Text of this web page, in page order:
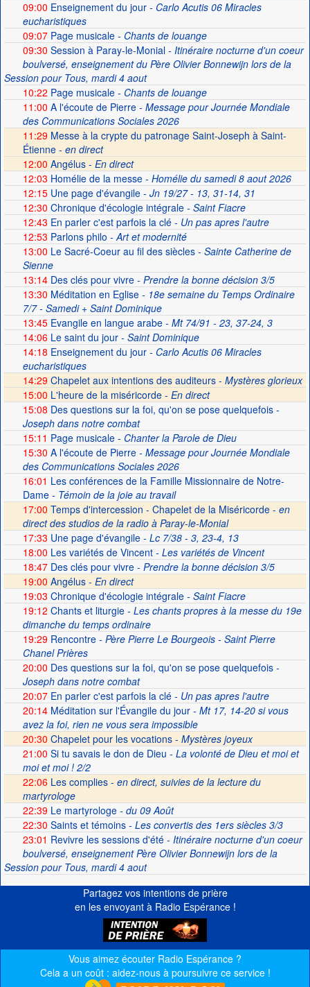
09:00 Enseignement du jour- Carlo Acutis 06 Miracles
eucharistiques
09:07Page musicale- Chants de louange
09:30 Session à Paray-le-Monial- Itinéraire nocturne d'un coeur
boulversé, enseignement du Père Olivier Bonnewijn lors de la
Session pour Tous, mardi 4 aout
10:22 Page musicale- Chants de louange
11:00 A l'écoute de Pierre- Message pour Journée Mondiale
des Communications Sociales 2026
11:29 Messe à la crypte du patronage Saint-Joseph à Saint-
Étienne - en direct
12:00 Angélus - En direct
12:03 Homélie de la messe- Homélie du samedi 8 aout 2026
12:15Une page d'évangile- Jn 19/27 - 13, 31-14, 31
12:30 Chronique d'écologie intégrale- Saint Fiacre
12:43 En parler c'est parfois la clé- Un pas apres l'autre
12:53 Parlons philo - Art et modernité
13:00 Le Sacré-Coeur au fil des siècles- Sainte Catherine de
Sienne
13:14Des clés pour vivre- Prendre la bonne décision 3/5
13:30 Méditation en Eglise- 18e semaine du Temps Ordinaire
7/7 - Samedi + Saint Dominique
13:45Evangile en langue arabe- Mt 74/91 - 23, 37-24, 3
14:06Le saint du jour- Saint Dominique
14:18 Enseignement du jour- Carlo Acutis 06 Miracles
eucharistiques
14:29 Chapelet aux intentions des auditeurs - Mystères glorieux
15:00 L'heure de la miséricorde - En direct
15:08 Des questions sur la foi, qu'on se pose quelquefois-
Joseph dans notre combat
15:11 Page musicale- Chanter la Parole de Dieu
15:30 A l'écoute de Pierre- Message pour Journée Mondiale
des Communications Sociales 2026
16:01 Les conférences de la Famille Missionnaire de Notre-
Dame- Témoin de la joie au travail
17:00 Temps d'intercession - Chapelet de la Miséricorde - en
direct des studios de la radio à Paray-le-Monial
17:33 Une page d'évangile- Lc 7/38 - 3, 23-4, 13
18:00 Les variétés de Vincent- Les variétés de Vincent
18:47Des clés pour vivre- Prendre la bonne décision 3/5
19:00 Angélus - En direct
19:03 Chronique d'écologie intégrale- Saint Fiacre
19:12 Chants et liturgie- Les chants propres à la messe du 19e
dimanche du temps ordinaire
19:29Rencontre- Père Pierre Le Bourgeois - Saint Pierre
Chanel Prières
20:00 Des questions sur la foi, qu'on se pose quelquefois-
Joseph dans notre combat
20:07En parler c'est parfois la clé- Un pas apres l'autre
20:14Méditation sur l'Évangile du jour- Mt 17, 14-20 si vous
avez la foi, rien ne vous sera impossible
20:30 Chapelet pour les vocations - Mystères joyeux
21:00 Si tu savais le don de Dieu - La volonté de Dieu et moi et
moi et moi ! 2/2
22:06 Les complies - en direct, suivies de la lecture du
martyrologe
22:39Le martyrologe- du 09 Août
22:30 Saints et témoins- Les convertis des 1ers siècles 3/3
23:01 Revivre les sessions d'été- Itinéraire nocturne d'un coeur
boulversé, enseignement Père Olivier Bonnewijn lors de la
Session pour Tous, mardi 4 aout
Partagez vos intentions de prière
en les envoyant à Radio Espérance !
Vous aimez écouter Radio Espérance ?
Cela a un coût : aidez-nous à poursuivre ce service !